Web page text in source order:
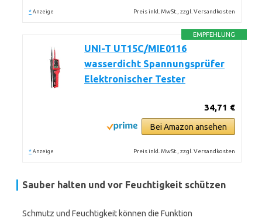
* Anzeige Preis inkl. MwSt., zzgl. Versandkosten
EMPFEHLUNG
UNI-T UT15C/MIE0116
wasserdicht Spannungsprüfer
Elektronischer Tester
34,71 €
Bei Amazon ansehen
* Anzeige Preis inkl. MwSt., zzgl. Versandkosten
Sauber halten und vor Feuchtigkeit schützen
Schmutz und Feuchtigkeit können die Funktion